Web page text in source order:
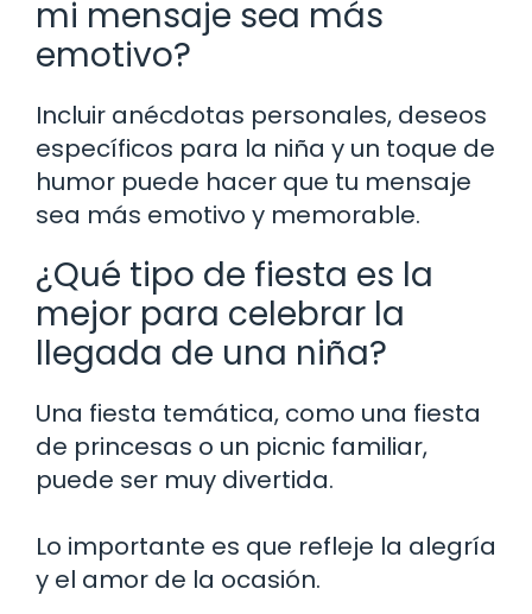
mi mensaje sea más
emotivo?
Incluir anécdotas personales, deseos
específicos para la niña y un toque de
humor puede hacer que tu mensaje
sea más emotivo y memorable.
¿Qué tipo de fiesta es la
mejor para celebrar la
llegada de una niña?
Una fiesta temática, como una fiesta
de princesas o un picnic familiar,
puede ser muy divertida.
Lo importante es que refleje la alegría
y el amor de la ocasión.